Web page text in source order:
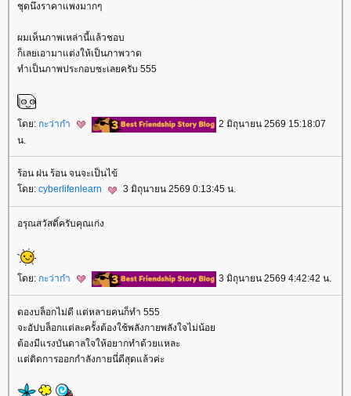
ชุดนึงราคาแพงมากๆ
ผมเห็นภาพเหล่านี้แล้วชอบ
ก็เลยเอามาแต่งให้เป็นภาพวาด
ทำเป็นภาพประกอบซะเลยครับ 555
ดย: กะว่าก๋า
2 มิถุนายน 2569 15:18:07
น.
ร้อน ฝน ร้อน จนจะเป็นไข้
ดย: cyberlifenlearn 3 มิถุนายน 2569 0:13:45 น.
อรุณสวัสดิ์ครับคุณเก่ง
ดย: กะว่าก๋า 3 มิถุนายน 2569 4:42:42 น.
ดองบล็อกไม่ดี แต่หลายคนก็ทำ 555
จะอัปบล็อกแต่ละครั้งต้องใช้พลังกายพลังใจไม่น้อ
ต้องมีแรงบันดาลใจให้อยากทำด้วยแหละ
ต่ติดการออกกำลังกายนี่ดีสุดแล้วค่ะ